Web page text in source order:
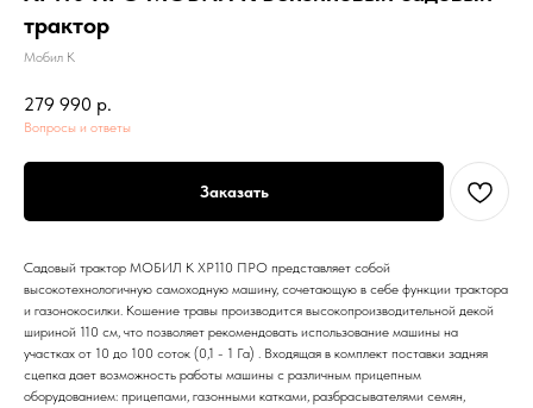
трактор
Мобил К
279 990 р.
Вопросы и ответы
Заказать
Садовый трактор МОБИЛ К XP110 ПРО представляет собой
высокотехнологичную самоходную машину, сочетающую в себе функции трактора
и газонокосилки. Кошение травы производится высокопроизводительной декой
шириной 110 см, что позволяет рекомендовать использование машины на
участках от 10 до 100 соток (0,1 - 1 Га) . Входящая в комплект поставки задняя
сцепка дает возможность работы машины с различным прицепным
оборудованием: прицепами, газонными катками, разбрасывателями семян,